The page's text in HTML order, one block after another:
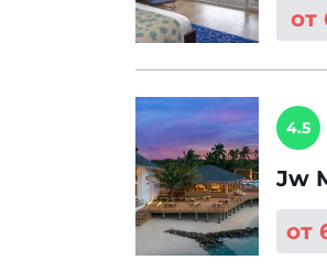
от
4.5
Jw
от